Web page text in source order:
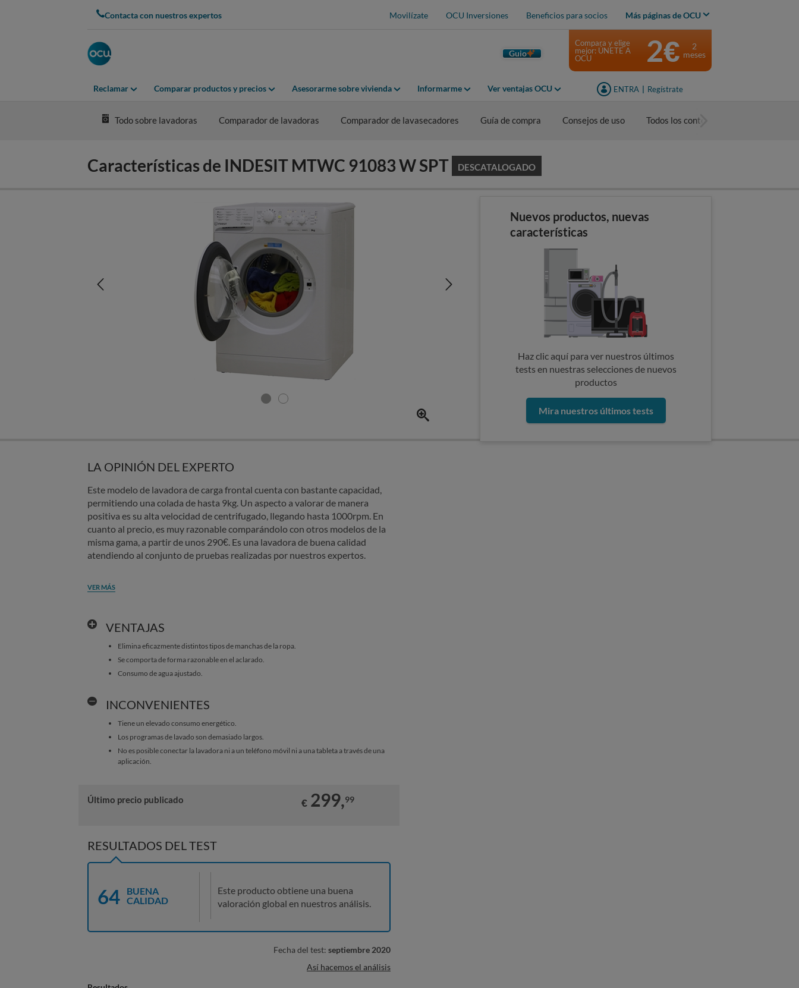
Contacta con nuestros expertos Movilízate OCU Inversiones Beneficios para socios Más páginas de OCU
Guio
Reclamar Comparar productos y precios Asesorarme sobre vivienda Informarme Ver ventajas OCU ENTRA Regístrate
Compara y elige
mejor: ÚNETE A
OCU
2€
2
meses
Todo sobre lavadoras Comparador de lavadoras Comparador de lavasecadores Guía de compra Consejos de uso Todos los contenidos
Características de INDESIT MTWC 91083 W SPT DESCATALOGADO
Nuevos productos, nuevas
características
Haz clic aquí para ver nuestros últimos
tests en nuestras selecciones de nuevos
productos
Mira nuestros últimos tests
LA OPINIÓN DEL EXPERTO
Este modelo de lavadora de carga frontal cuenta con bastante capacidad,
permitiendo una colada de hasta 9kg. Un aspecto a valorar de manera
positiva es su alta velocidad de centrifugado, llegando hasta 1000rpm. En
cuanto al precio, es muy razonable comparándolo con otros modelos de la
misma gama, a partir de unos 290€. Es una lavadora de buena calidad
atendiendo al conjunto de pruebas realizadas por nuestros expertos.
VER MÁS
VENTAJAS
Elimina eficazmente distintos tipos de manchas de la ropa.
Se comporta de forma razonable en el aclarado.
Consumo de agua ajustado.
INCONVENIENTES
Tiene un elevado consumo energético.
Los programas de lavado son demasiado largos.
No es posible conectar la lavadora ni a un teléfono móvil ni a una tableta a través de una
aplicación.
Último precio publicado € 299,99
RESULTADOS DEL TEST
64
BUENA
CALIDAD
Este producto obtiene una buena
valoración global en nuestros análisis.
Fecha del test: septiembre 2020
Así hacemos el análisis